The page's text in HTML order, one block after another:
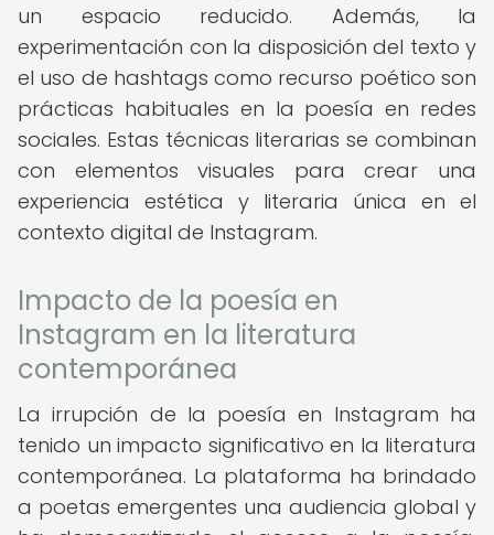
un espacio reducido. Además, la
experimentación con la disposición del texto y
el uso de hashtags como recurso poético son
prácticas habituales en la poesía en redes
sociales. Estas técnicas literarias se combinan
con elementos visuales para crear una
experiencia estética y literaria única en el
contexto digital de Instagram.
Impacto de la poesía en
Instagram en la literatura
contemporánea
La irrupción de la poesía en Instagram ha
tenido un impacto significativo en la literatura
contemporánea. La plataforma ha brindado
a poetas emergentes una audiencia global y